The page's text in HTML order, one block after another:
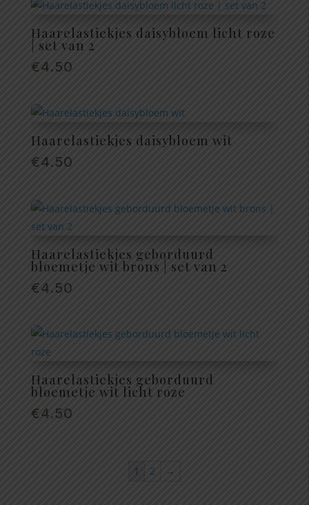
Haarelastiekjes daisybloem licht roze
| set van 2
€4.50
Haarelastiekjes daisybloem wit
€4.50
Haarelastiekjes geborduurd
bloemetje wit brons | set van 2
€4.50
Haarelastiekjes geborduurd
bloemetje wit licht roze
€4.50
1 2 →